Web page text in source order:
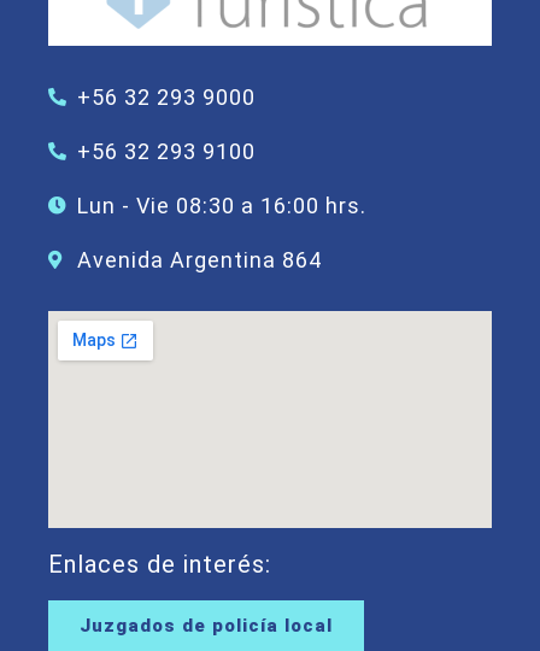
+56 32 293 9000
+56 32 293 9100
Lun - Vie 08:30 a 16:00 hrs.
Avenida Argentina 864
Enlaces de interés:
Juzgados de policía local